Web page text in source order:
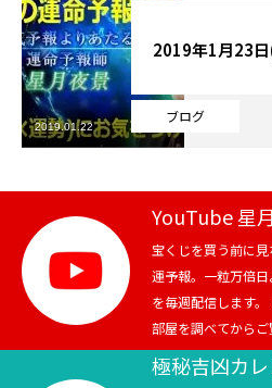
ブログ
お知らせ
芸能界
テニス
スポーツ
競馬
ブログ
2019年1月23
2019.01.22
YouTube 星
宝くじを買う前に
運予報。一粒万倍日
を毎週配信します
部屋を調べてからご
極秘吉凶カ